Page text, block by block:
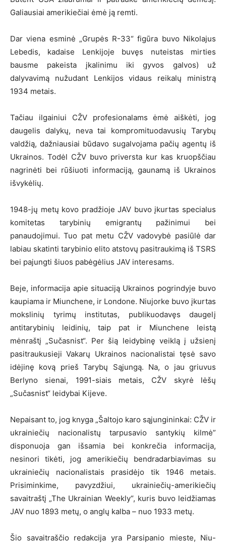
Galiausiai amerikiečiai ėmė ją remti.
Dar viena esminė „Grupės R-33“ figūra buvo Nikolajus
Lebedis, kadaise Lenkijoje buvęs nuteistas mirties
bausme pakeista įkalinimu iki gyvos galvos) už
dalyvavimą nužudant Lenkijos vidaus reikalų ministrą
1934 metais.
Tačiau ilgainiui CŽV profesionalams ėmė aiškėti, jog
daugelis dalykų, neva tai kompromituodavusių Tarybų
valdžią, dažniausiai būdavo sugalvojama pačių agentų iš
Ukrainos. Todėl CŽV buvo priversta kur kas kruopščiau
nagrinėti bei rūšiuoti informaciją, gaunamą iš Ukrainos
išvykėlių.
1948-jų metų kovo pradžioje JAV buvo įkurtas specialus
komitetas tarybinių emigrantų pažinimui bei
panaudojimui. Tuo pat metu CŽV vadovybė pasiūlė dar
labiau skatinti tarybinio elito atstovų pasitraukimą iš TSRS
bei pajungti šiuos pabėgėlius JAV interesams.
Beje, informacija apie situaciją Ukrainos pogrindyje buvo
kaupiama ir Miunchene, ir Londone. Niujorke buvo įkurtas
mokslinių tyrimų institutas, publikuodavęs daugelį
antitarybinių leidinių, taip pat ir Miunchene leistą
mėnraštį „Sučasnist“. Per šią leidybinę veiklą į užsienį
pasitraukusieji Vakarų Ukrainos nacionalistai tęsė savo
idėjinę kovą prieš Tarybų Sąjungą. Na, o jau griuvus
Berlyno sienai, 1991-siais metais, CŽV skyrė lėšų
„Sučasnist“ leidybai Kijeve.
Nepaisant to, jog knyga „Šaltojo karo sąjungininkai: CŽV ir
ukrainiečių nacionalistų tarpusavio santykių kilmė”
disponuoja gan išsamia bei konkrečia informacija,
nesinori tikėti, jog amerikiečių bendradarbiavimas su
ukrainiečių nacionalistais prasidėjo tik 1946 metais.
Prisiminkime, pavyzdžiui, ukrainiečių-amerikiečių
savaitraštį „The Ukrainian Weekly“, kuris buvo leidžiamas
JAV nuo 1893 metų, o anglų kalba – nuo 1933 metų.
Šio savaitraščio redakcija yra Parsipanio mieste, Niu-